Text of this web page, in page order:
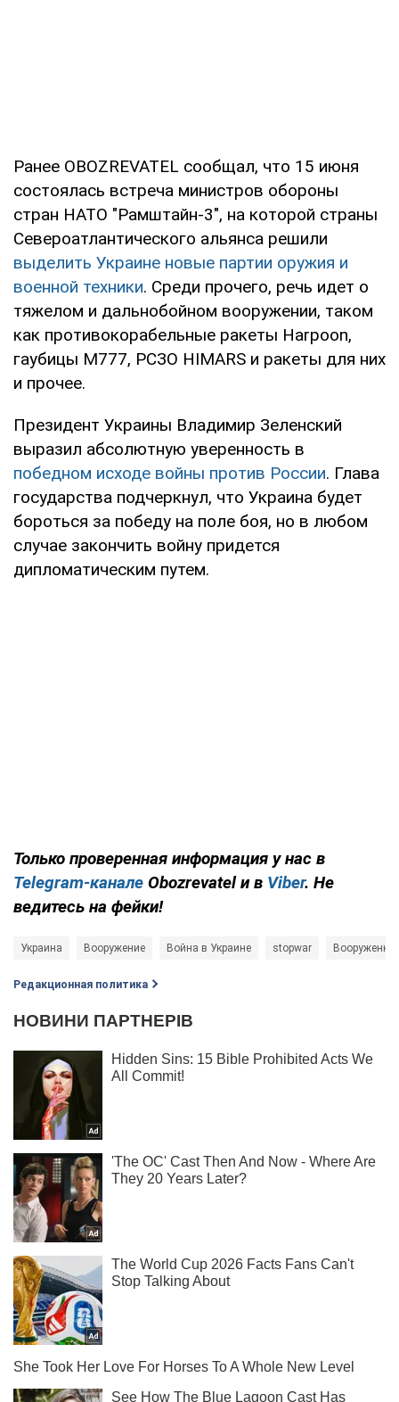
Ранее OBOZREVATEL сообщал, что 15 июня
состоялась встреча министров обороны
стран НАТО "Рамштайн-3", на которой страны
Североатлантического альянса решили
выделить Украине новые партии оружия и
военной техники. Среди прочего, речь идет о
тяжелом и дальнобойном вооружении, таком
как противокорабельные ракеты Harpoon,
гаубицы M777, РСЗО HIMARS и ракеты для них
и прочее.
Президент Украины Владимир Зеленский
выразил абсолютную уверенность в
победном исходе войны против России. Глава
государства подчеркнул, что Украина будет
бороться за победу на поле боя, но в любом
случае закончить войну придется
дипломатическим путем.
Только проверенная информация у нас в
Telegram-канале Obozrevatel и в Viber. Не
ведитесь на фейки!
Украина Вооружение Война в Украине stopwar
Редакционная политика